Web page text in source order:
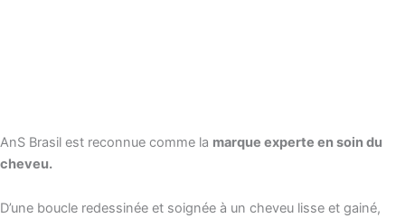
AnS Brasil est reconnue comme la marque experte en soin du
cheveu.
D’une boucle redessinée et soignée à un cheveu lisse et gainé,